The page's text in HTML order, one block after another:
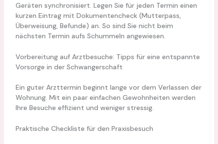
Geräten synchronisiert. Legen Sie für jeden Termin einen
kurzen Eintrag mit Dokumentencheck (Mutterpass,
Überweisung, Befunde) an. So sind Sie nicht beim
nächsten Termin aufs Schummeln angewiesen.
Vorbereitung auf Arztbesuche: Tipps für eine entspannte
Vorsorge in der Schwangerschaft
Ein guter Arzttermin beginnt lange vor dem Verlassen der
Wohnung. Mit ein paar einfachen Gewohnheiten werden
Ihre Besuche effizient und weniger stressig.
Praktische Checkliste für den Praxisbesuch